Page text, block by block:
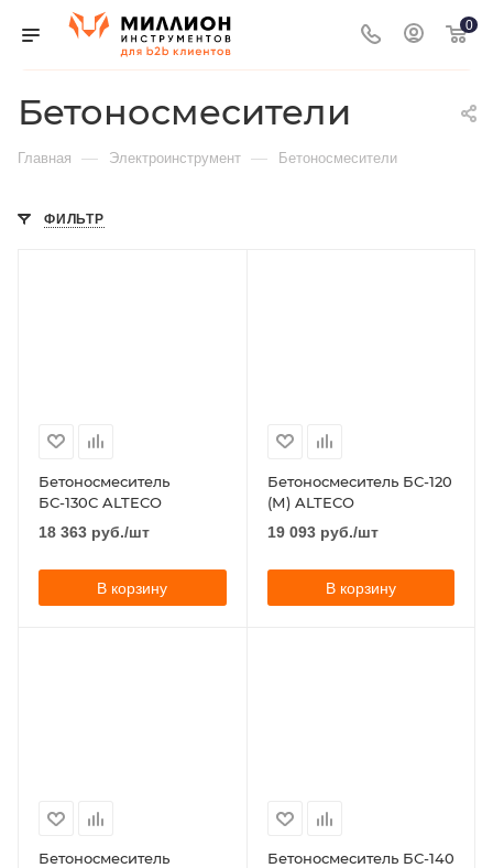
0
Бетоносмесители
Главная — Электроинструмент — Бетоносмесители
ФИЛЬТР
Бетоносмеситель
БС-130С ALTECO
18 363 руб./шт
В корзину
Бетоносмеситель БС-120
(М) ALTECO
19 093руб./шт
В корзину
Бетоносмеситель
Бетоносмеситель БС-140